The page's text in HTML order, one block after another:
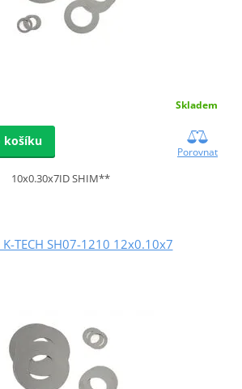
Skladem
košíku
Porovnat
10x0.30x7ID SHIM**
TECH SH07-1210 12x0.10x7